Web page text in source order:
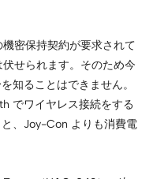
密保持契約が要求されて
せられます。そのため今
知ることはできません。
でワイヤレス接続をする
、Joy-Con よりも消費電